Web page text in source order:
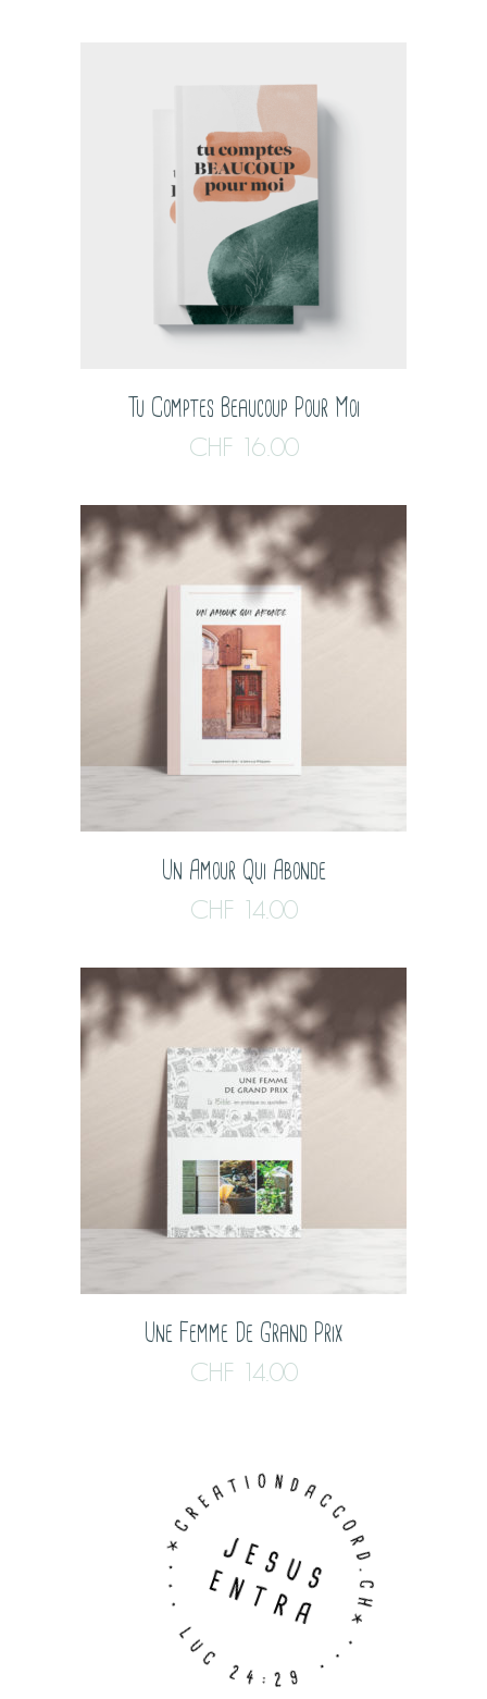
Tu Comptes Beaucoup Pour Moi
CHF 16.00
Un Amour Qui Abonde
CHF 14.00
Une Femme De Grand Prix
CHF 14.00